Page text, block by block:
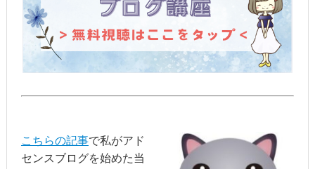
こちらの記事で私がアド
センスブログを始めた当